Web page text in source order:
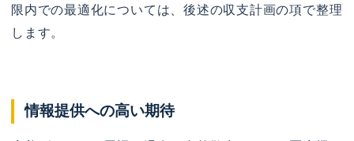
限内での最適化については、後述の収支計画の項で整理
します。
情報提供への高い期待